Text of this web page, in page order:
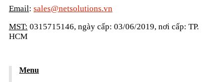
Email: sales@netsolutions.vn
MST: 0315715146, ngày cấp: 03/06/2019, nơi cấp: TP.
HCM
Menu